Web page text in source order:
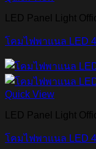
LED Panel Light
โคมไฟพาแนล LED
Quick View
LED Panel Light
โคมไฟพาแนล LED